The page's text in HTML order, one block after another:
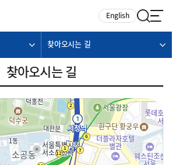
English
찾아오시는 길
찾아오시는 길